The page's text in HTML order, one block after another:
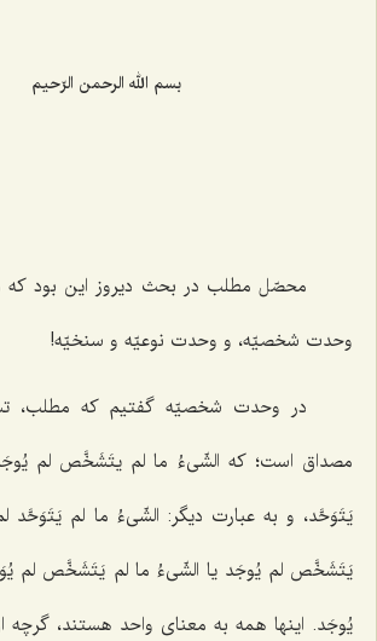
بسم الله الرحمن الرّحیم
محصّل مطلب در بحث دیروز این بود که
وحدت شخصیّه، و وحدت نوعیّه و سنخیّه!
در وحدت شخصیّه گفتیم که مطلب،
مصداق است؛ که الشّیءُ ما لم یتَشَخَّص لم
یَتَوَحَّد، و به عبارت دیگر: الشّیءُ ما لم
یَتَشَخَّص لم یُوجَد یا الشّیءُ ما لم یَتَشَخَّص لم
یُوجَد. اینها همه به معنای واحد هستند، گرچه